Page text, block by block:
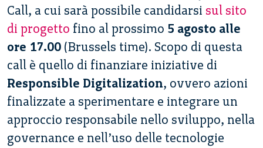
Call, a cui sarà possibile candidarsi sul sito
di progetto fino al prossimo 5 agosto alle
ore 17.00 (Brussels time). Scopo di questa
call è quello di finanziare iniziative di
Responsible Digitalization, ovvero azioni
finalizzate a sperimentare e integrare un
approccio responsabile nello sviluppo, nella
governance e nell’uso delle tecnologie